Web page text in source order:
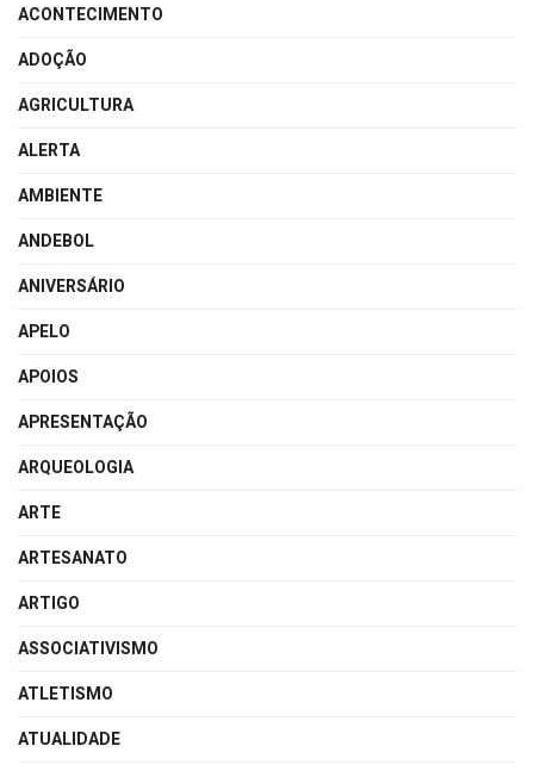
ACONTECIMENTO
ADOÇÃO
AGRICULTURA
ALERTA
AMBIENTE
ANDEBOL
ANIVERSÁRIO
APELO
APOIOS
APRESENTAÇÃO
ARQUEOLOGIA
ARTE
ARTESANATO
ARTIGO
ASSOCIATIVISMO
ATLETISMO
ATUALIDADE